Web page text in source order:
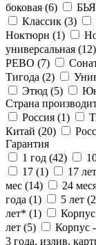
боковая (6)
Классик (3)
Ноктюрн (1)
универсальная (12)
РЕВО (7)
Тигода (2)
Этюд (5)
Страна
Россия (1)
Китай (20)
Гарантия
1 год (42)
17 (1) 17
мес (14) 24
года (1) 5 лет (
лет* (1)
лет (5)
Корпус
3 года, излив,